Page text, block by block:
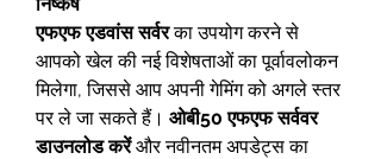
एफएफ एडवांस सर्वर का उपयोग करने से
आपको खेल की नई विशेषताओं का पूर्वावलोकन
मिलेगा, जिससे आप अपनी गेमिंग को अगले स्तर
पर ले जा सकते हैं। ओबी50 एफएफ सर्ववर
डाउनलोड करें और नवीनतम अपडेट्स का